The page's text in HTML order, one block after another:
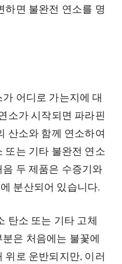
하면 불완전 연소를 명
어디로 가는지에 대
소가 시작되면 파라핀
산소와 함께 연소하여
또는 기타 불완전 연소
두 제품은 수증기와
분산되어 있습니다.
탄소 또는 기타 고체
은 처음에는 불꽃에
위로 운반되지만, 이러